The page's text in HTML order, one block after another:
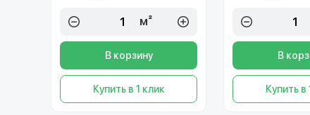
м²
В корзину
Купить в 1 клик
В
Купить в